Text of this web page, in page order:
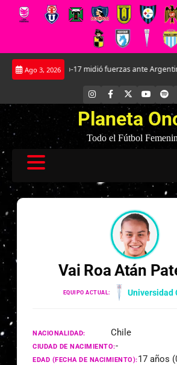
Saltar
Ago 3, 2026
La Roja Sub-17 midió fuerzas ante Argentina
INSTAGRAM
FACEBOOK
Planeta
Todo el Fútbol
Vai Roa Atán
EQUIPO ACTUAL: Universidad
NACIONALIDAD: Chile
CIUDAD DE NACIMIENTO:-
EDAD (FECHA DE NACIMIENTO):17 años